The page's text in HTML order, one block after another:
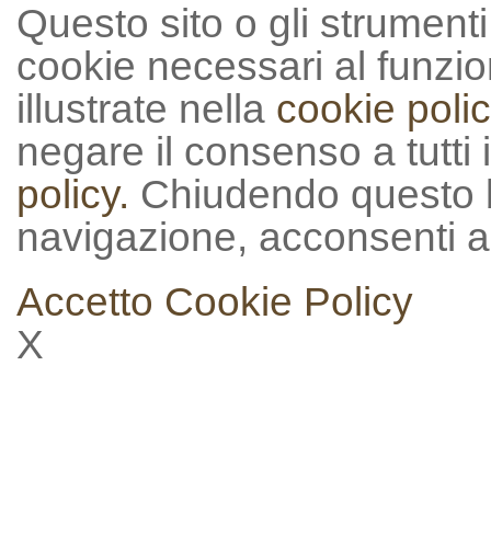
Questo sito o gli
cookie necessari al
illustrate nella cookie
negare il consenso a
policy. Chiudendo
navigazione, acconsenti
Accetto Cookie Policy
X